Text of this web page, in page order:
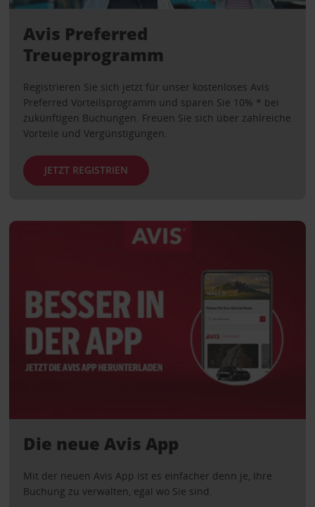
Avis Preferred
Treueprogramm
Registrieren Sie sich jetzt für unser kostenloses Avis
Preferred Vorteilsprogramm und sparen Sie 10% * bei
zukünftigen Buchungen. Freuen Sie sich über zahlreiche
Vorteile und Vergünstigungen.
JETZT REGISTRIEN
Die neue Avis App
Mit der neuen Avis App ist es einfacher denn je, Ihre
Buchung zu verwalten, egal wo Sie sind.